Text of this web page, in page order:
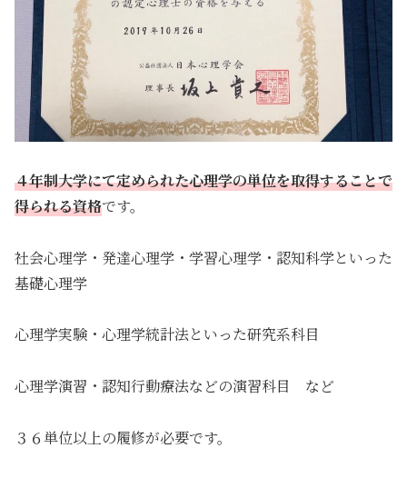
４年制大学にて定められた心理学の単位を取得することで
得られる資格です。
社会心理学・発達心理学・学習心理学・認知科学といった
基礎心理学
心理学実験・心理学統計法といった研究系科目
心理学演習・認知行動療法などの演習科目 など
３６単位以上の履修が必要です。